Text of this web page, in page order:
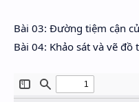
Bài 03: Đường tiệm cận
Bài 04: Khảo sát và vẽ